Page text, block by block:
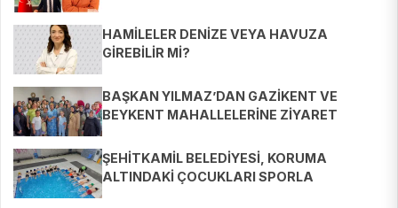
HAMİLELER DENİZE VEYA HAVUZA
GİREBİLİR Mİ?
BAŞKAN YILMAZ’DAN GAZİKENT VE
BEYKENT MAHALLELERİNE ZİYARET
ŞEHİTKAMİL BELEDİYESİ, KORUMA
ALTINDAKİ ÇOCUKLARI SPORLA